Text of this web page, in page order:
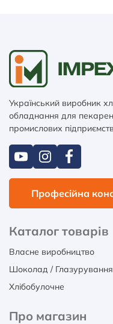
Український виробник
обладнання для
промислових підприємств
Професійна
Каталог товарів
Власне виробництво
Шоколад / Глазурування
Хлібобулочне
Про магазин